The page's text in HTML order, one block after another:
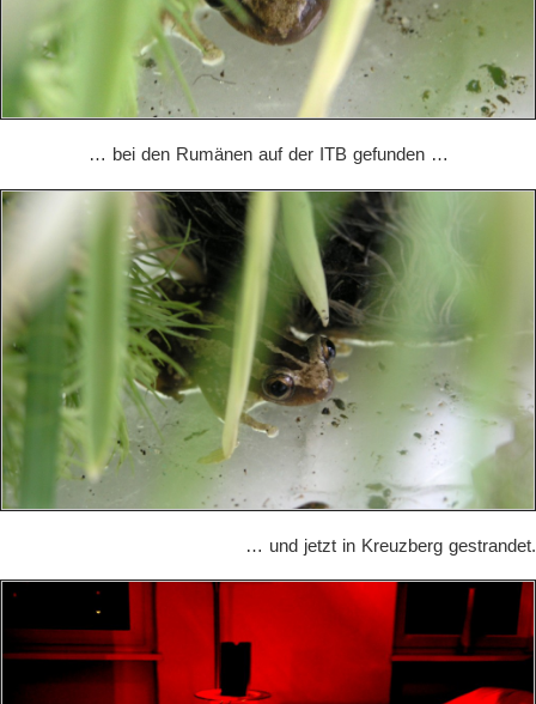
… bei den Rumänen auf der ITB gefunden …
… und jetzt in Kreuzberg gestrandet.